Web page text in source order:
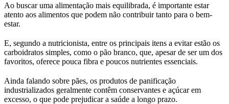
Ao buscar uma alimentação mais equilibrada, é importante estar
atento aos alimentos que podem não contribuir tanto para o bem-
estar.
E, segundo a nutricionista, entre os principais itens a evitar estão os
carboidratos simples, como o pão branco, que, apesar de ser um dos
favoritos, oferece pouca fibra e poucos nutrientes essenciais.
Ainda falando sobre pães, os produtos de panificação
industrializados geralmente contêm conservantes e açúcar em
excesso, o que pode prejudicar a saúde a longo prazo.